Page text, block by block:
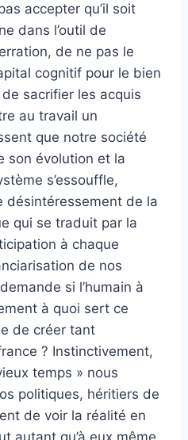
accepter qu’il soit
dans l’outil de
de ne pas le
cognitif pour le bien
sacrifier les acquis
au travail un
que notre société
son évolution et la
s’essouffle,
désintéressement de la
qui se traduit par la
à chaque
de nos
si l’humain à
à quoi sert ce
de créer tant
? Instinctivement,
temps » nous
politiques, héritiers de
de voir la réalité en